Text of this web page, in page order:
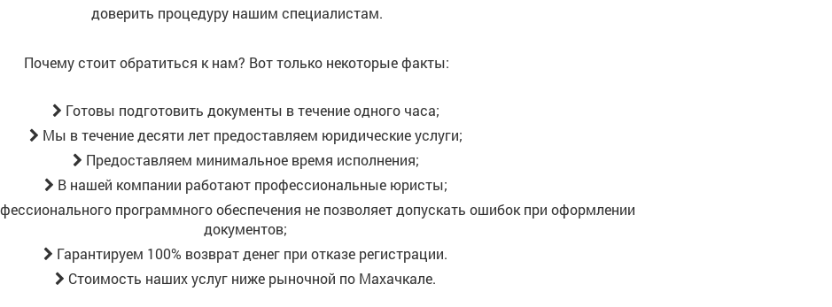
доверить процедуру нашим специалистам.
Почему стоит обратиться к нам? Вот только некоторые факты:
Готовы подготовить документы в течение одного часа;
Мы в течение десяти лет предоставляем юридические услуги;
Предоставляем минимальное время исполнения;
В нашей компании работают профессиональные юристы;
программного обеспечения не позволяет допускать ошибок при оформлении
документов;
Гарантируем 100% возврат денег при отказе регистрации.
Стоимость наших услуг ниже рыночной по Махачкале.